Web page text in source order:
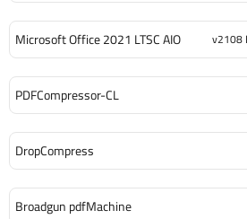
Microsoft Office 2021 LTSC AIO v2108
PDFCompressor-CL
DropCompress
Broadgun pdfMachine